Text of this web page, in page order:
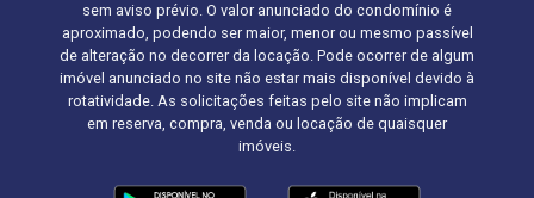
sem aviso prévio. O valor anunciado do condomínio é
aproximado, podendo ser maior, menor ou mesmo passível
de alteração no decorrer da locação. Pode ocorrer de algum
imóvel anunciado no site não estar mais disponível devido à
rotatividade. As solicitações feitas pelo site não implicam
em reserva, compra, venda ou locação de quaisquer
imóveis.